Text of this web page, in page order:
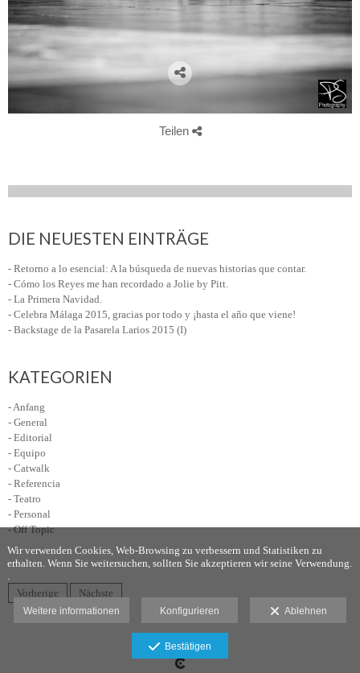
Teilen
DIE NEUESTEN EINTRÄGE
- Retorno a lo esencial: A la búsqueda de nuevas historias que contar.
- Cómo los Reyes me han recordado a Jolie by Pitt.
- La Primera Navidad.
- Celebra Málaga 2015, gracias por todo y ¡hasta el año que viene!
- Backstage de la Pasarela Larios 2015 (I)
KATEGORIEN
- Anfang
- General
- Editorial
- Equipo
- Catwalk
- Referencia
- Teatro
- Personal
- Off Topic
Vorherige Nächste
Wir verwenden Cookies, Web-Browsing zu verbessern und Statistiken zu
erhalten. Wenn Sie weitersuchen, sollten Sie akzeptieren wir seine Verwendung.
Weitere informationen Konfigurieren Ablehnen
Bestätigen